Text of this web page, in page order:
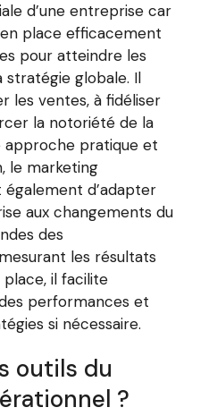
d’une entreprise car
place efficacement
pour atteindre les
stratégie globale. Il
les ventes, à fidéliser
la notoriété de la
approche pratique et
le marketing
d’adapter
aux changements du
des
les résultats
il facilite
performances et
si nécessaire.
outils du
?